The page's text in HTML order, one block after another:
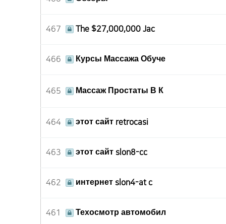
467 The $27,000,000 Jac
466 Курсы Массажа Обуче
465 Массаж Простаты В К
464 этот сайт retrocasi
463 этот сайт slon8-cc
462 интернет slon4-at c
461 Техосмотр автомобил